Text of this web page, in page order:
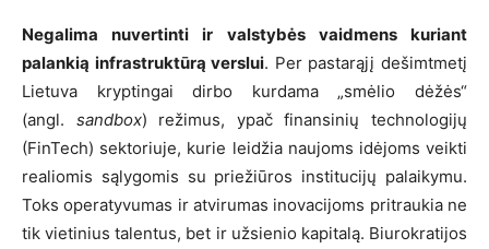
Negalima nuvertinti ir valstybės vaidmens kuriant
palankią infrastruktūrą verslui. Per pastarąjį dešimtmetį
Lietuva kryptingai dirbo kurdama „smėlio dėžės“
(angl. sandbox) režimus, ypač finansinių technologijų
(FinTech) sektoriuje, kurie leidžia naujoms idėjoms veikti
realiomis sąlygomis su priežiūros institucijų palaikymu.
Toks operatyvumas ir atvirumas inovacijoms pritraukia ne
tik vietinius talentus, bet ir užsienio kapitalą. Biurokratijos